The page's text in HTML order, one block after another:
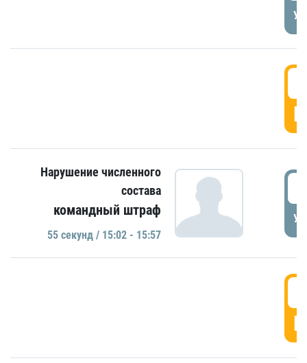
Нарушение численного
состава
командный штраф
55 секунд / 15:02 - 15:57